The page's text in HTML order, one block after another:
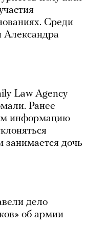
Среди
Law Agency
Ранее
информацию
дочь
дело
об армии